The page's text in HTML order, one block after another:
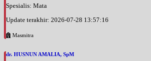
Spesialis: Mata
Update terakhir: 2026-07-28 13:57:16
Masmitra
dr. HUSNUN AMALIA, SpM